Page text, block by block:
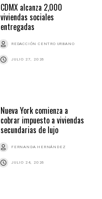
CDMX alcanza 2,000
viviendas sociales
entregadas
REDACCIÓN CENTRO URBANO
JULIO 27, 2026
Nueva York comienza a
cobrar impuesto a viviendas
secundarias de lujo
FERNANDA HERNÁNDEZ
JULIO 24, 2026